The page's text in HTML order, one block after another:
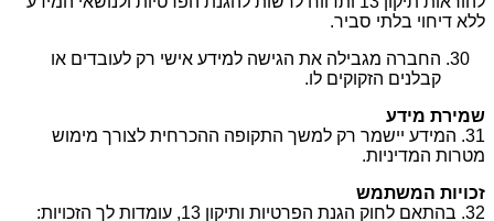
ללא דיחוי בלתי סביר.
החברה מגבילה את הגישה למידע אישי רק לעובדים או
קבלנים הזקוקים לו.
שמירת מידע
31. המידע יישמר רק למשך התקופה ההכרחית לצורך מימוש
מטרות המדיניות.
זכויות המשתמש
32. בהתאם לחוק הגנת הפרטיות ותיקון 13, עומדות לך הזכויות: